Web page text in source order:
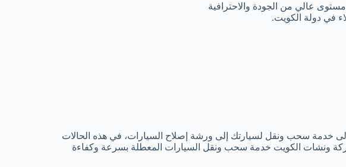
عالي من الجودة والاحترافية
في دولة الكويت.
خدمة سحب ونقل لسيارتك إلى ورشة إصلاح السيارات، في هذه الحالات
ونشات الكويت خدمة سحب ونقل السيارات المعطلة بسرعة وكفاءة